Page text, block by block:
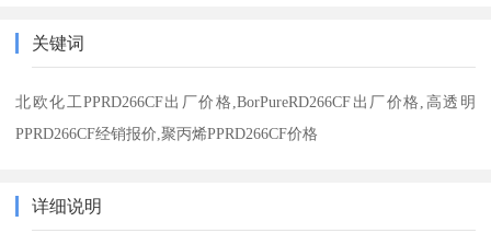
关键词
北欧化工PPRD266CF出厂价格,BorPureRD266CF出厂价格,高透明
PPRD266CF经销报价,聚丙烯PPRD266CF价格
详细说明